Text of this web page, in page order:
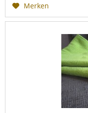
Merken